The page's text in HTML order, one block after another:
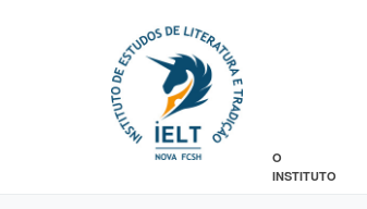
O
INSTITUTO